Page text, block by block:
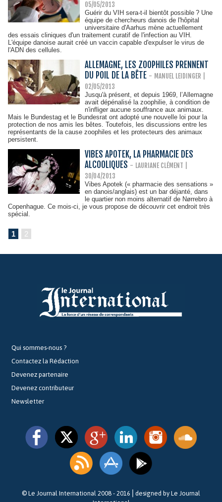
05/05/2013
Guérir du VIH sera-t-il bientôt possible ? Une
équipe de chercheurs danois de l'hôpital
universitaire d'Aarhus mène actuellement
des essais cliniques d'un traitement curatif de l'infection au VIH.
L'équipe danoise aurait créé un vaccin capable d'expulser le virus de
l'ADN des cellules.
ALLEMAGNE, LES ZOOPHILES PRENNENT
DU POIL DE LA BÊTE - MANUEL LEIDINGER
02/05/2013
Jusqu'à présent, et depuis 1969, l’Allemagne
avait dépénalisé la zoophilie, à condition de
n'infliger aucune souffrance aux animaux.
Mais le Bundestag et le Bundesrat ont adopté une nouvelle loi pour la
protection de nos amis les bêtes. Toutefois, les discussions entre les
représentants de la cause zoophiles et les protecteurs des animaux
persistent.
VIBES APOTEK, LA PHARMACIE DES
ALCOOLIQUES - LAURIANE CLÉMENT
30/04/2013
Vibes Apotek (« pharmacie des sensations »
en danois/anglais) est un bar déjanté, dans
le quartier non moins alternatif de Nørrebro à
Copenhague. Ce mois-ci, je vous propose de découvrir cet endroit très
spécial.
1 2
Qui sommes-nous ?
Contactez la Rédaction
Devenez partenaire
Devenez contributeur
Newsletter
© Le Journal International 2008 - 2016⎪designed by Le Journal